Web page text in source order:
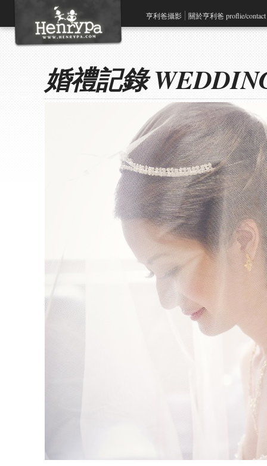
亨利爸攝影 關於亨利爸 proflie/contact
婚禮記錄